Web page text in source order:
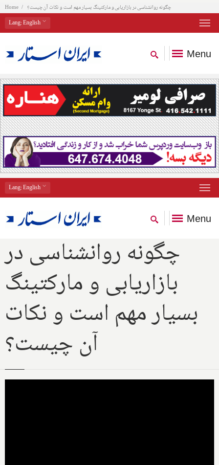
Home چگونه روانشناسی در بازاریابی و مارکتینگ بسیار مهم است و نکات آن چیست؟
Lang: English
Menu
Lang: English
Menu
چگونه روانشناسی در
بازاریابی و مارکتینگ
بسیار مهم است و نکات
آن چیست؟